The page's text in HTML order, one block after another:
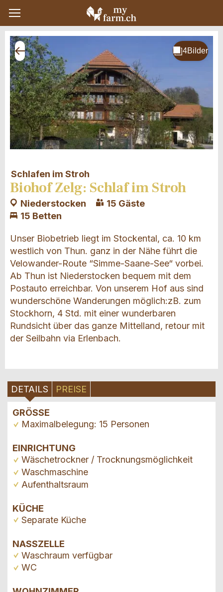
Schlafen im Stroh
Biohof Zelg: Schlaf im Stroh
Niederstocken
15 Gäste
15 Betten
Unser Biobetrieb liegt im Stockental, ca. 10 km
westlich von Thun. ganz in der Nähe führt die
Velowander-Route “Simme-Saane-See“ vorbei.
Ab Thun ist Niederstocken bequem mit dem
Postauto erreichbar. Von unserem Hof aus sind
wunderschöne Wanderungen möglich:zB. zum
Stockhorn, 4 Std. mit einer wunderbaren
Rundsicht über das ganze Mittelland, retour mit
der Seilbahn via Erlenbach.
DETAILS PREISE
GRÖSSE
Maximalbelegung: 15 Personen
EINRICHTUNG
Wäschetrockner / Trocknungsmöglichkeit
Waschmaschine
Aufenthaltsraum
KÜCHE
Separate Küche
NASSZELLE
Waschraum verfügbar
WC